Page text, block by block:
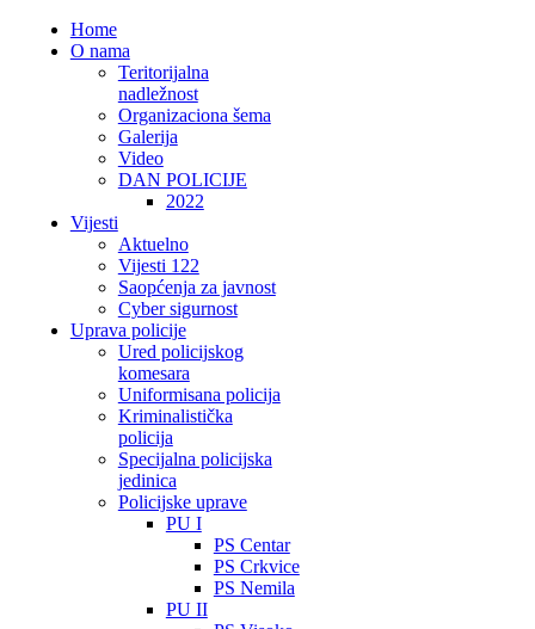
Home
O nama
Teritorijalna
nadležnost
Organizaciona šema
Galerija
Video
DAN POLICIJE
2022
Vijesti
Aktuelno
Vijesti 122
Saopćenja za javnost
Cyber sigurnost
Uprava policije
Ured policijskog
komesara
Uniformisana policija
Kriminalistička
policija
Specijalna policijska
jedinica
Policijske uprave
PU I
PS Centar
PS Crkvice
PS Nemila
PU II